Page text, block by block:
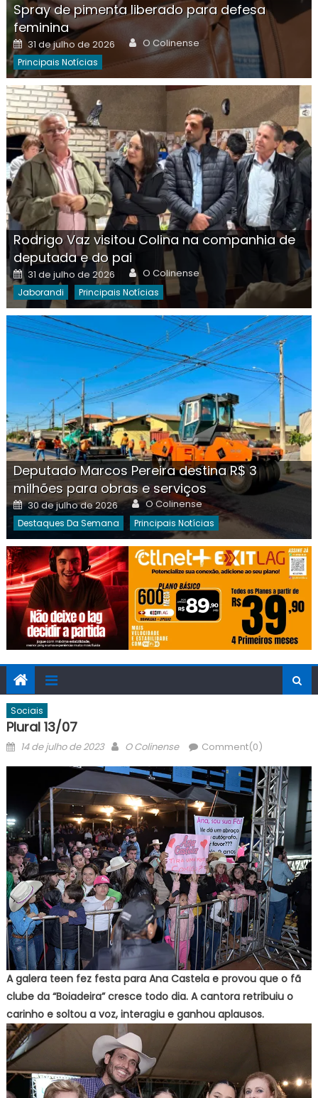
Spray de pimenta liberado para defesa
feminina
Posted
on
31 de julho de 2026 Author
O Colinense
Principais Notícias
Rodrigo Vaz visitou Colina na companhia de
deputada e do pai
Posted
on
31 de julho de 2026 Author
O Colinense
Jaborandi Principais Notícias
Deputado Marcos Pereira destina R$ 3
milhões para obras e serviços
Posted
on
30 de julho de 2026 Author
O Colinense
Destaques Da Semana Principais Notícias
Sociais
Plural 13/07
Posted
14 de julho de 2023 Author
O Colinense Comment(0)
A galera teen fez festa para Ana Castela e provou que o fã
clube da “Boiadeira” cresce todo dia. A cantora retribuiu o
carinho e soltou a voz, interagiu e ganhou aplausos.